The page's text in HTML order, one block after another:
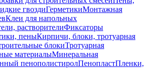
гвоздиГерметикиМонтажная
Клеи для напольных
растворителиФиксаторы
пеныКирпичи, блоки, тротуарная
блокиТротуарная
материалыМинеральная
пенополистиролПенопластПленки,